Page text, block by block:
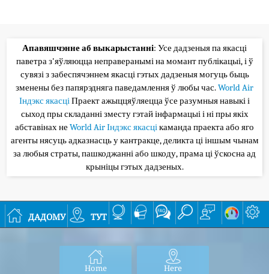
Апавяшчэнне аб выкарыстанні: Усе дадзеныя па якасці
паветра з'яўляюцца неправеранымі на момант публікацыі, і ў
сувязі з забеспячэннем якасці гэтых дадзеныя могуць быць
зменены без папярэдняга паведамлення ў любы час.World Air
Індэкс якасціПраект ажыццяўляецца ўсе разумныя навыкі і
сыход пры складанні зместу гэтай інфармацыі і ні пры якіх
абставінах не World Air Індэкс якасцікаманда праекта або яго
агенты нясуць адказнасць у кантракце, деликта ці іншым чынам
за любыя страты, пашкоджанні або шкоду, прама ці ўскосна ад
крыніцы гэтых дадзеных.
дадому тут
Home Here